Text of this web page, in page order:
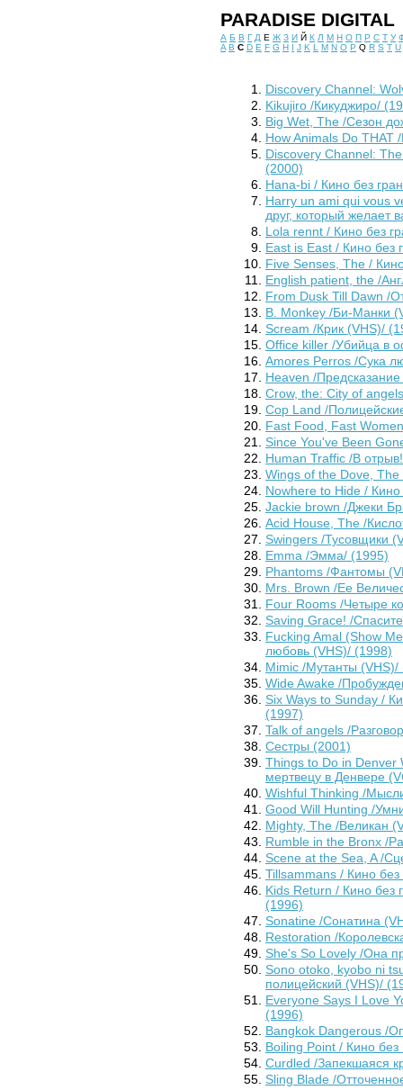
PARADISE DIGITAL
А Б В Г Д Е Ж З И Й К Л М Н О П Р С Т У
A B C D E F G H I J K L M N O P Q R S T U
Discovery Channel:
Kikujiro /Кикуджиро/
Big Wet, The /Сезон
How Animals Do THAT
Discovery Channel:
(2000)
Hana-bi / Кино без
Harry un ami qui vous
друг, который желает
Lola rennt / Кино без
East is East / Кино без
Five Senses, The /
English patient, the /
From Dusk Till Dawn /
B. Monkey /Би-Манки
Scream /Крик (VHS)/
Office killer /Убийца в
Amores Perros /Сука
Heaven /
Crow, the: City of
Cop Land /
Fast Food, Fast
Since You've Been
Human Traffic /В
Wings of the Dove,
Nowhere to Hide / Кино
Jackie brown /Джеки
Acid House, The /
Swingers /Тусовщики
Emma /Эмма/ (1995)
Phantoms /Фантомы
Mrs. Brown /Ее
Four Rooms /Четыре
Saving Grace! /
Fucking Amal (Show
любовь (VHS)/ (1998)
Mimic /Мутанты (VHS)/
Wide Awake /
Six Ways to Sunday /
(1997)
Talk of angels /
Сестры (2001)
Things to Do in Denver
мертвецу в Денвере
Wishful Thinking /
Good Will Hunting /
Mighty, The /Великан
Rumble in the Bronx /
Scene at the Sea, A /
Tillsammans / Кино
Kids Return / Кино без
(1996)
Sonatine /Сонатина
Restoration /
She's So Lovely /Она
Sono otoko, kyobo ni
полицейский (VHS)/
Everyone Says I Love
(1996)
Bangkok Dangerous /
Boiling Point / Кино
Curdled /Запекшаяся
Sling Blade /